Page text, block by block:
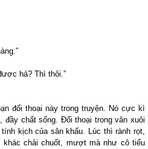
hả? Thì thôi.”
đối thoại này trong truyện. Nó cực kì
chất sống. Đối thoại trong văn xuôi
kịch của sân khấu. Lúc thì rành rọt,
khác chải chuốt, mượt mà như cô tiểu